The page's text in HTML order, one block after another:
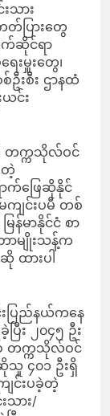
သား
တ်ပြားတွေ
ဆိုင်ရာ
ေးမှူးတွေ၊
ဦးစီး ဌာနထံ
င်း
စ် တက္ကသိုလ်ဝင်
တဲ့
က်ဖြေဆိုနိုင်
ကျင်းပမီ တစ်
မာနိုင်ငံ စာ
တာမျိုးသန့်က
ထားပါ
းပြည်နယ်ကနေ
ြီး ၂၀၄၅ ဦး
စ် တက္ကသိုလ်ဝင်
သူ ၄၀၁ ဦးရှိ
ျင်းပခဲ့တဲ့
သား/